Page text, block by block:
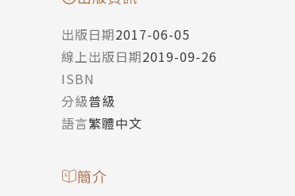
出版日期2017-06-05
線上出版日期2019-09-26
ISBN
分級普級
語言繁體中文
簡介